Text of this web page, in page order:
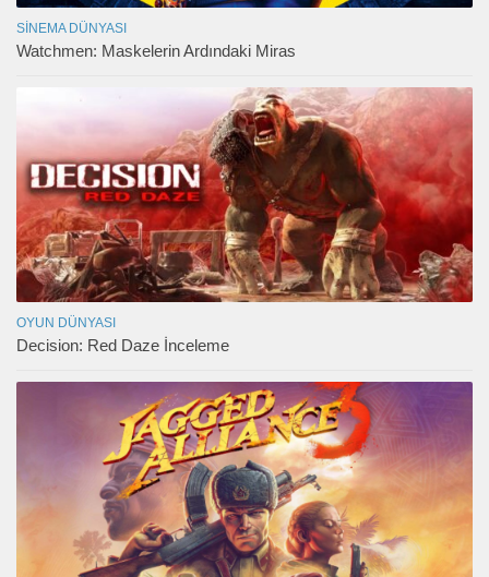
SINEMA DÜNYASI
Watchmen: Maskelerin Ardındaki Miras
OYUN DÜNYASI
Decision: Red Daze İnceleme